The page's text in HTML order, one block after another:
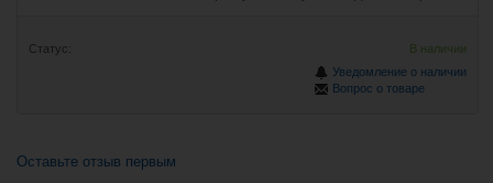
Оставьте отзыв первым
Статус:
В наличии
Уведомление о наличии
Вопрос о товаре